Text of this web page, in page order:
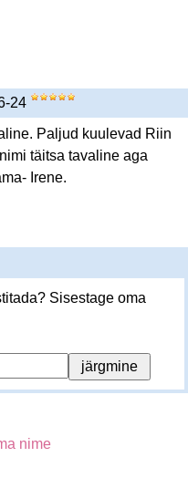
24
Paljud kuulevad Riin
täitsa tavaline aga
Irene.
Sisestage oma
nime